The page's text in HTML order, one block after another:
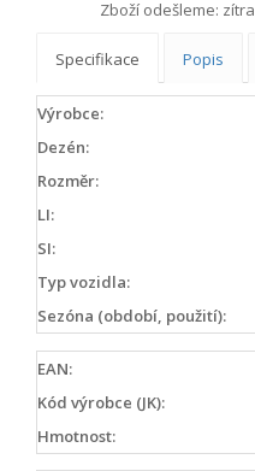
Zboží odešleme: zítra
Specifikace Popis
Výrobce:
Dezén:
Rozměr:
LI:
SI:
Typ vozidla:
Sezóna (období, použití):
EAN:
Kód výrobce (JK):
Hmotnost: